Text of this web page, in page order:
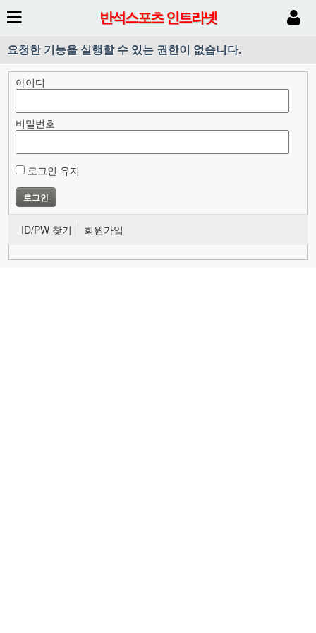
반석스포츠 인트라넷
요청한 기능을 실행할 수 있는 권한이 없습니다.
아이디
비밀번호
로그인 유지
ID/PW 찾기 회원가입